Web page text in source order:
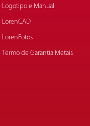
Logotipo e Manual
LorenCAD
LorenFotos
Termo de Garantia Metais